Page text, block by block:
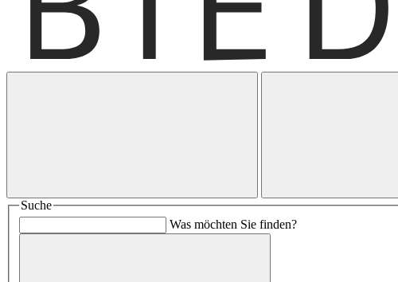
Suche
Was möchten Sie finden?